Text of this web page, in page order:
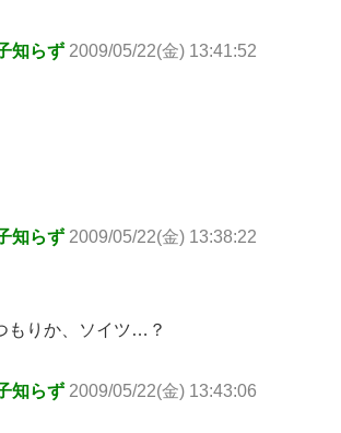
知らず 2009/05/22(金) 13:41:52
知らず 2009/05/22(金) 13:38:22
もりか、ソイツ…？
知らず 2009/05/22(金) 13:43:06